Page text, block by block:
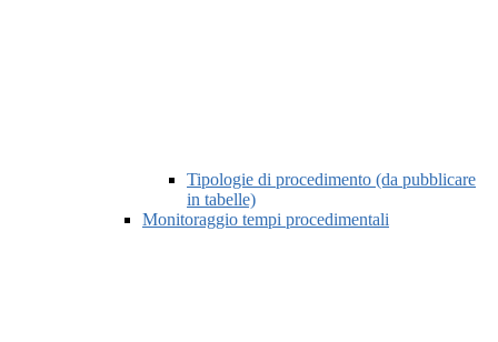
Tipologie di procedimento (da pubblicare
in tabelle)
Monitoraggio tempi procedimentali